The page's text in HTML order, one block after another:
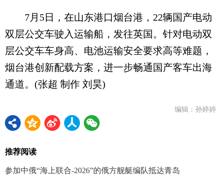
7月5日，在山东港口烟台港，22辆国产电动
双层公交车驶入运输船，发往英国。针对电动双
层公交车车身高、电池运输安全要求高等难题，
烟台港创新配载方案，进一步畅通国产客车出海
通道。(张超 制作 刘昊)
编辑：孙婷婷
推荐阅读
参加中俄“海上联合-2026”的俄方舰艇编队抵达青岛